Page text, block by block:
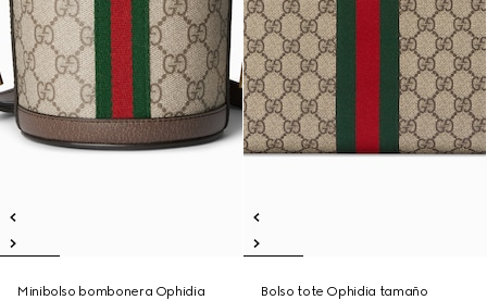
Minibolso bombonera Ophidia
Bolso tote Ophidia tamaño